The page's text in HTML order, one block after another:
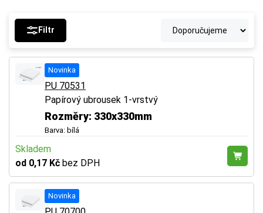
Filtr
Novinka
PU 70531
Papírový ubrousek 1-vrstvý
Rozměry: 330x330mm
Barva: bílá
Skladem
od 0,17 Kč bez DPH
Novinka